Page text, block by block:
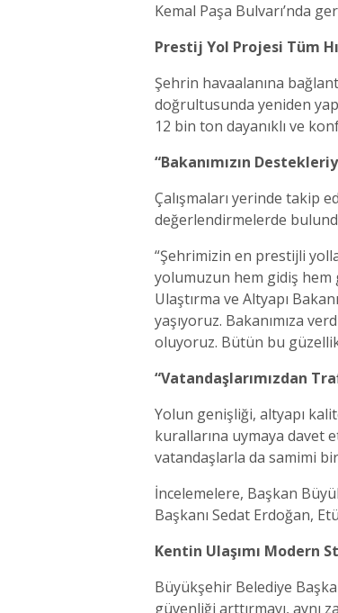
Kemal Paşa Bulvarı’nda
Prestij Yol Projesi Tüm
Şehrin havaalanına
doğrultusunda yeniden
12 bin ton dayanıklı ve
“Bakanımızın
Çalışmaları yerinde takip
değerlendirmelerde
“Şehrimizin en prestijli
yolumuzun hem gidiş hem
Ulaştırma ve Altyapı
yaşıyoruz. Bakanımıza
oluyoruz. Bütün bu
“Vatandaşlarımızdan
Yolun genişliği, altyapı
kurallarına uymaya davet
vatandaşlarla da samimi
İncelemelere, Başkan
Başkanı Sedat Erdoğan,
Kentin Ulaşımı Modern
Büyükşehir Belediye
güvenliği arttırmayı, aynı